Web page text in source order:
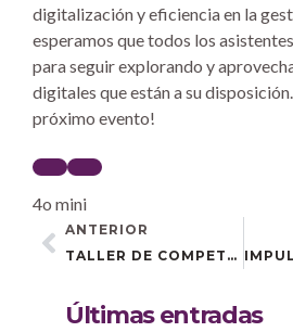
digitalización y eficiencia en la
esperamos que todos los
para seguir explorando y
digitales que están a su
próximo evento!
4o mini
ANTERIOR
TALLER DE COMPETENCIAS DIGITALES Y REDES SOCIALES EN MAIRENA DEL ALCOR: POTENCIA TU PRESENCIA ONLINE
Últimas entradas